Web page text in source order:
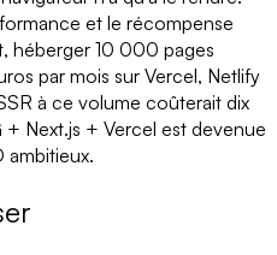
et le récompense
héberger 10 000 pages
par mois sur Vercel, Netlify
à ce volume coûterait dix
Next.js + Vercel est devenue
ambitieux.